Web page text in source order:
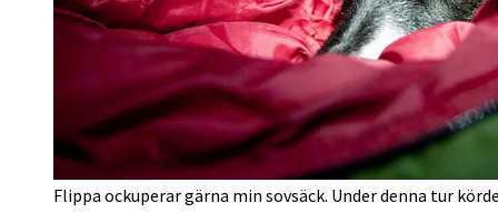
Flippa ockuperar gärna min sovsäck. Under denna tur